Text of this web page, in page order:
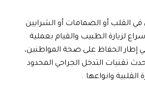
القلب أو الصمامات أو الشرايين
لزيارة الطبيب والقيام بعملية
إطار الحفاظ على صحة المواطنين،
تقنيات التدخل الجراحي المحدود
وانواعها .